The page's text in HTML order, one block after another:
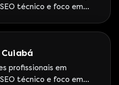
técnico e foco em
Sul com foco em ROI.
profissionais em
técnico e foco em